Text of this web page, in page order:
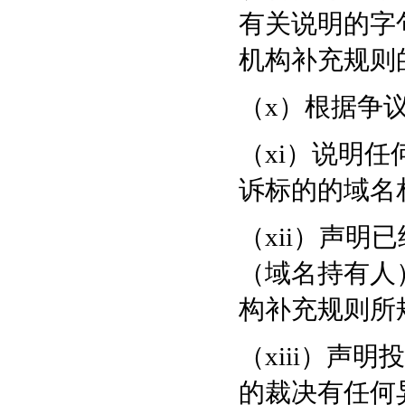
有关说明的字
机构补充规则
（x）根据争
（xi）说明
诉标的的域名
（xii）声明
（域名持有
构补充规则所
（xiii）声明
的裁决有任